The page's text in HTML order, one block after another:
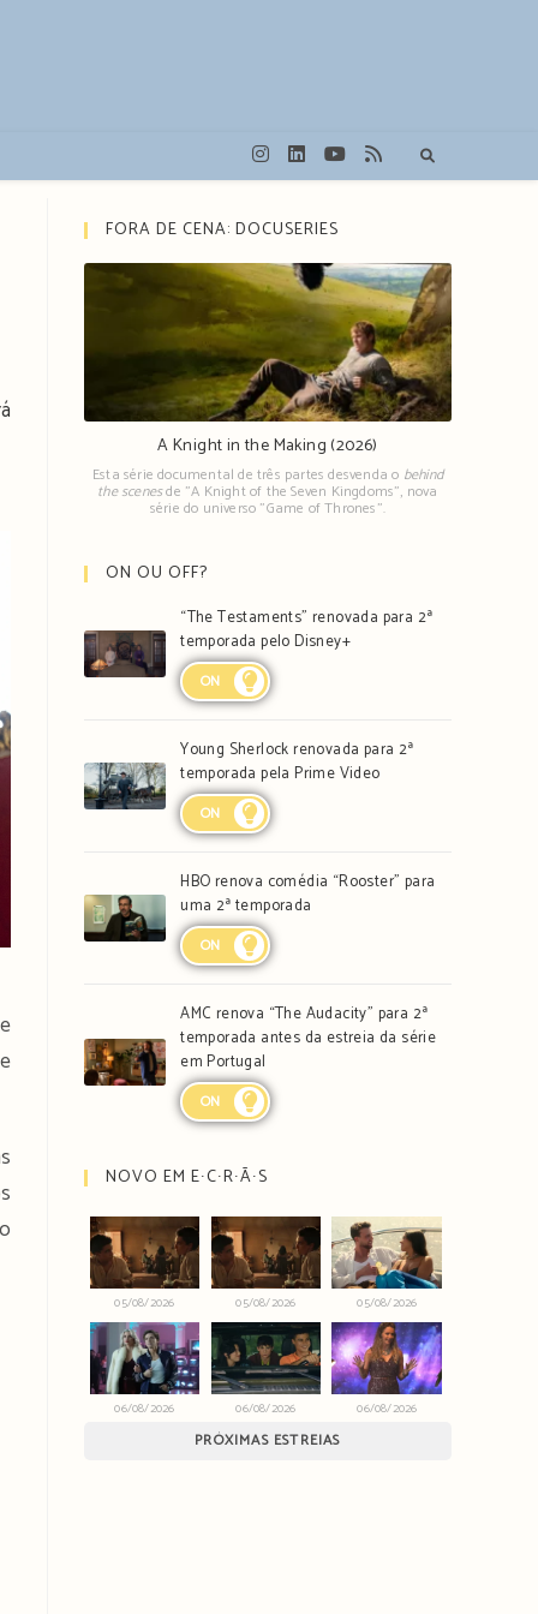
FORA DE CENA: DOCUSERIES
A Knight in the Making (2026)
Esta série documental de três partes desvenda o behind
the scenesde "A Knight of the Seven Kingdoms", nova
série do universo "Game of Thrones".
ON OU OFF?
“The Testaments” renovada para 2ª
temporada pelo Disney+
ON
Young Sherlock renovada para 2ª
temporada pela Prime Video
ON
HBO renova comédia “Rooster” para
uma 2ª temporada
ON
AMC renova “The Audacity” para 2ª
temporada antes da estreia da série
em Portugal
ON
NOVO EM E∙C∙R∙Ã∙S
05/08/2026 05/08/2026 05/08/2026
06/08/2026 06/08/2026 06/08/2026
PRÓXIMAS ESTREIAS